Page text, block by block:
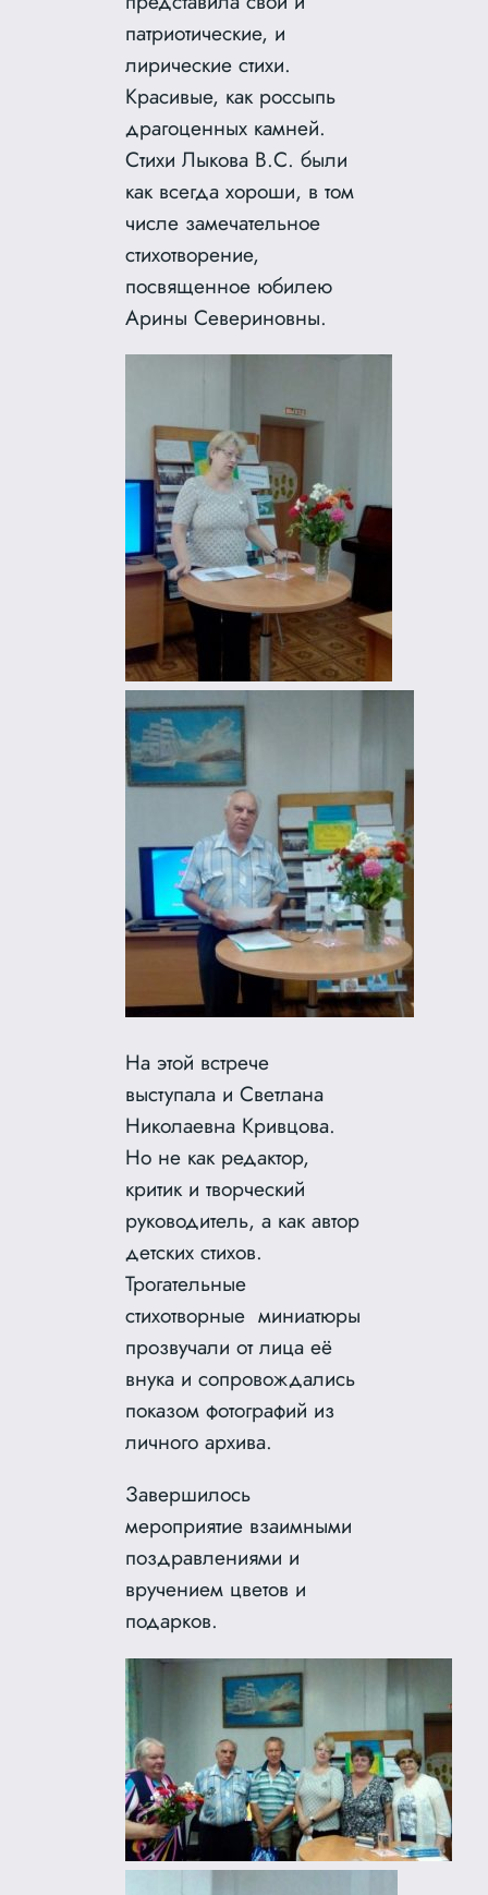
патриотические, и
лирические стихи.
Красивые, как россыпь
драгоценных камней.
Стихи Лыкова В.С. были
как всегда хороши, в том
числе замечательное
стихотворение,
посвященное юбилею
Арины Севериновны.
На этой встрече
выступала и Светлана
Николаевна Кривцова.
Но не как редактор,
критик и творческий
руководитель, а как автор
детских стихов.
Трогательные
стихотворные миниатюры
прозвучали от лица её
внука и сопровождались
показом фотографий из
личного архива.
Завершилось
мероприятие взаимными
поздравлениями и
вручением цветов и
подарков.